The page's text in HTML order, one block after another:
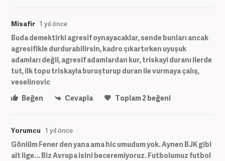
Misafir 1 yıl önce
Buda demektirki agresif oynayacaklar, sende bunları ancak
agresifikle durdurabilirsin, kadro çıkartırken uyuşuk
adamları değil, agresif adamlardan kur, triskayi duranı ilerde
tut, ilk topu triskayla buruşturup duran ile vurmaya çalış,
veselinovic
Beğen
Cevapla Toplam2 beğeni
Yorumcu 1 yıl önce
Gönlüm Fener den yana ama hic umudum yok. Aynen BJK gibi
alt lige... Biz Avrupa isini beceremiyoruz. Futbolumuz futbol